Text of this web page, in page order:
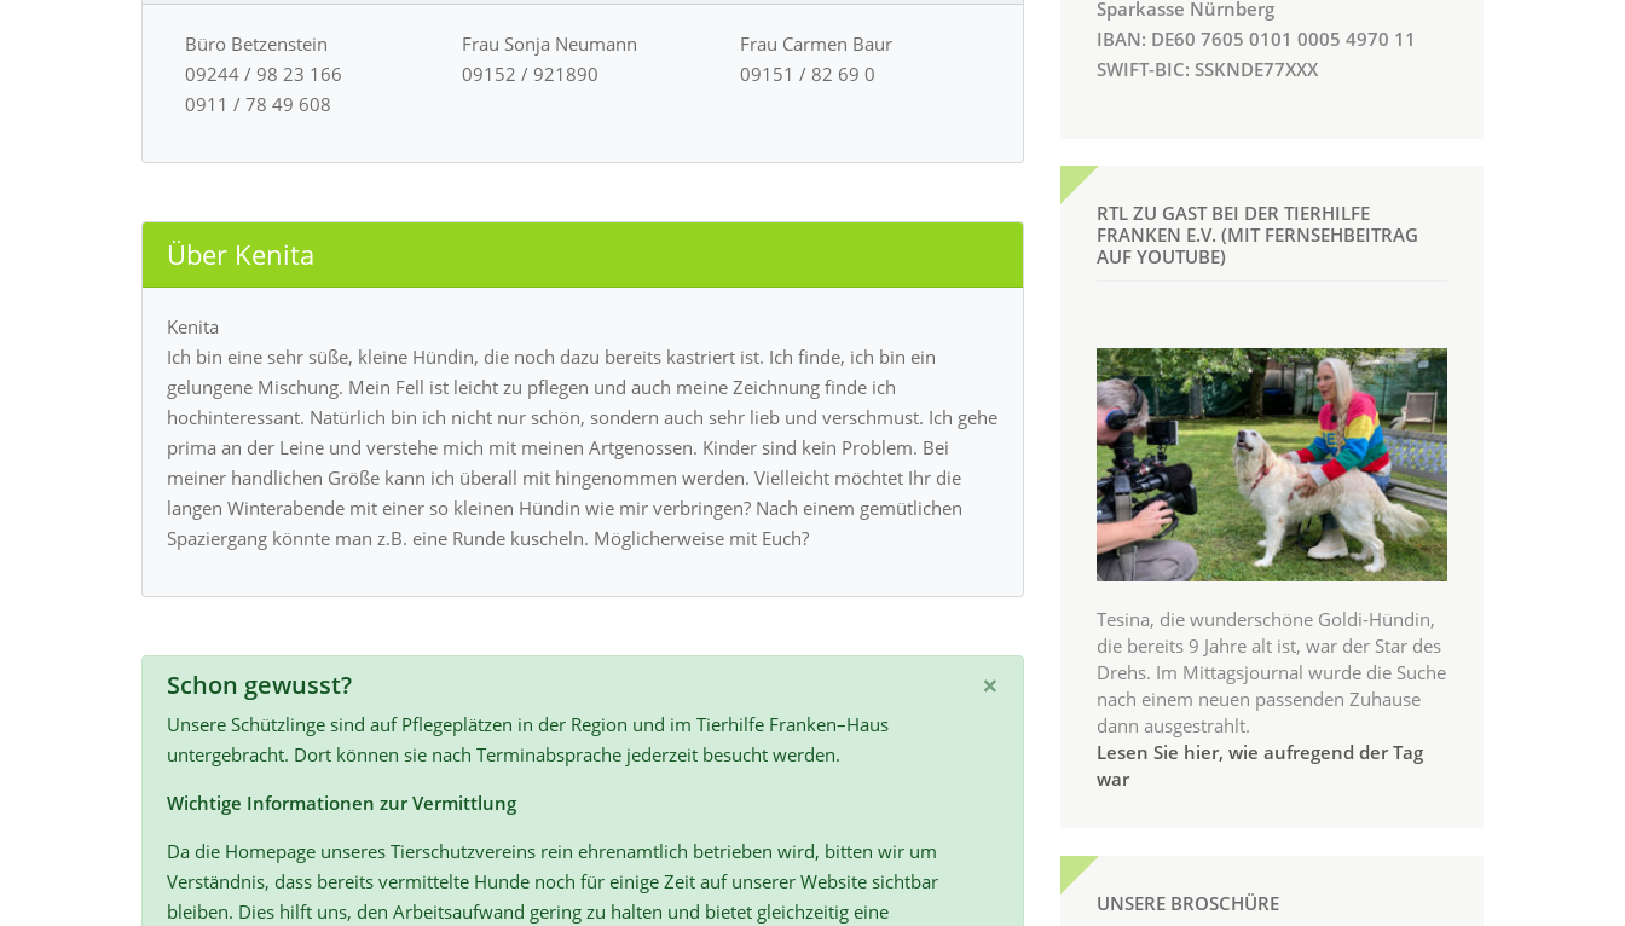
Büro Betzenstein
09244 / 98 23 166
0911 / 78 49 608
Frau Sonja Neumann
09152 / 921890
Frau Carmen Baur
09151 / 82 69 0
Über Kenita
Kenita
Ich bin eine sehr süße, kleine Hündin, die noch dazu bereits kastriert ist. Ich finde, ich bin ein
gelungene Mischung. Mein Fell ist leicht zu pflegen und auch meine Zeichnung finde ich
hochinteressant. Natürlich bin ich nicht nur schön, sondern auch sehr lieb und verschmust. Ich gehe
prima an der Leine und verstehe mich mit meinen Artgenossen. Kinder sind kein Problem. Bei
meiner handlichen Größe kann ich überall mit hingenommen werden. Vielleicht möchtet Ihr die
langen Winterabende mit einer so kleinen Hündin wie mir verbringen? Nach einem gemütlichen
Spaziergang könnte man z.B. eine Runde kuscheln. Möglicherweise mit Euch?
×
Schon gewusst?
Unsere Schützlinge sind auf Pflegeplätzen in der Region und im Tierhilfe Franken–Haus
untergebracht. Dort können sie nach Terminabsprache jederzeit besucht werden.
Wichtige Informationen zur Vermittlung
Da die Homepage unseres Tierschutzvereins rein ehrenamtlich betrieben wird, bitten wir um
Verständnis, dass bereits vermittelte Hunde noch für einige Zeit auf unserer Website sichtbar
bleiben. Dies hilft uns, den Arbeitsaufwand gering zu halten und bietet gleichzeitig eine
Sparkasse Nürnberg
IBAN: DE60 7605 0101 0005 4970 11
SWIFT-BIC: SSKNDE77XXX
RTL ZU GAST BEI DER TIERHILFE
FRANKEN E.V. (MIT FERNSEHBEITRAG
AUF YOUTUBE)
Tesina, die wunderschöne Goldi-Hündin,
die bereits 9 Jahre alt ist, war der Star des
Drehs. Im Mittagsjournal wurde die Suche
nach einem neuen passenden Zuhause
dann ausgestrahlt.
Lesen Sie hier, wie aufregend der Tag
war
UNSERE BROSCHÜRE